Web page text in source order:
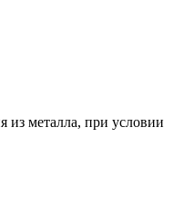
из металла, при условии